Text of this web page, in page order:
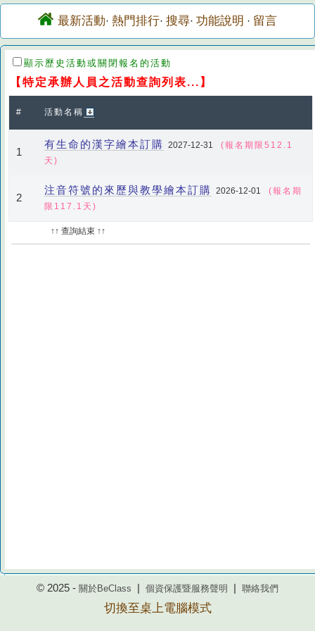
最新活動· 熱門排行· 搜尋· 功能說明 · 留言
顯示歷史活動或關閉報名的活動
【特定承辦人員之活動查詢列表...】
# 活動名稱
1
有生命的漢字繪本訂購 2027-12-31
(報名期限512.1
天)
2
注音符號的來歷與教學繪本訂購 2026-12-01
(報名期
限117.1天)
↑↑ 查詢結束 ↑↑
© 2025 - 關於BeClass 個資保護暨服務聲明 聯絡我們
切換至桌上電腦模式